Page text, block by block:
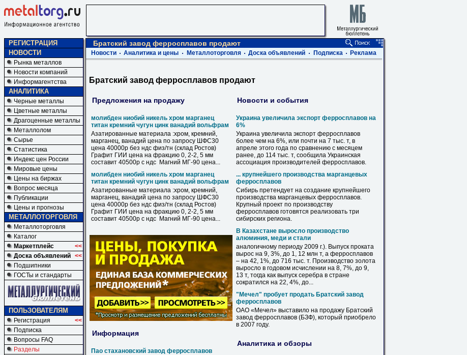
РЕГИСТРАЦИЯ
НОВОСТИ
Рынка металлов
Новости компаний
Информагентства
АНАЛИТИКА
Черные металлы
Цветные металлы
Драгоценные металлы
Металлолом
Сырье
Статистика
Индекс цен России
Мировые цены
Цены на биржах
Вопрос месяца
Публикации
Цены и прогнозы
МЕТАЛЛОТОРГОВЛЯ
Металлоторговля
Каталог
Маркетплейс
<<
Доска объявлений <<
Подшипники
ГОСТы и стандарты
ПОЛЬЗОВАТЕЛЯМ
Регистрация
<<
Подписка
Вопросы FAQ
Разделы
Братский завод ферросплавов продают
Новости Аналитика и цены Металлоторговля Доска объявлений Подписка Реклама
Братский завод ферросплавов продают
Предложения на продажу
молибден ниобий никель хром марганец
титан кремний чугун цинк ванадий вольфрам
Азатированные материала :хром, кремний,
марганец, ванадий цена по запросу ШФС30
цена 40000р без ндс физ/тн (склад Ростов)
Графит ГИИ цена на фракцию 0, 2-2, 5 мм
составит 40500р с ндс Магний МГ-90 цена...
молибден ниобий никель хром марганец
титан кремний чугун цинк ванадий вольфрам
Азатированные материала :хром, кремний,
марганец, ванадий цена по запросу ШФС30
цена 40000р без ндс физ/тн (склад Ростов)
Графит ГИИ цена на фракцию 0, 2-2, 5 мм
составит 40500р с ндс Магний МГ-90 цена...
Информация
Пао стахановский завод ферросплавов
Новости и события
Украина увеличила экспорт ферросплавов на
6%
Украина увеличила экспорт ферросплавов
более чем на 6%, или почти на 7 тыс. т, в
апреле этого года по сравнению с месяцем
ранее, до 114 тыс. т, сообщила Украинская
ассоциация производителей ферросплавов.
... крупнейшего производства марганцевых
ферросплавов
Сибирь претендует на создание крупнейшего
производства марганцевых ферросплавов.
Крупный проект по производству
ферросплавов готовятся реализовать три
сибирских региона.
В Казахстане выросло производство
алюминия, меди и стали
аналогичному периоду 2009 г.). Выпуск проката
вырос на 9, 3%, до 1, 12 млн т, а ферросплавов
– на 42, 1%, до 716 тыс. т. Производство золота
выросло в годовом исчислении на 8, 7%, до 9,
13 т, тогда как выпуск серебра в стране
сократился на 22, 4%, до...
"Мечел" пробует продать Братский завод
ферросплавов
ОАО «Мечел» выставило на продажу Братский
завод ферросплавов (БЗФ), который приобрело
в 2007 году.
Аналитика и обзоры